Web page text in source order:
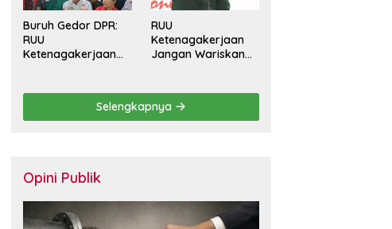
Buruh Gedor DPR:
RUU
Ketenagakerjaan
Setahun dan
Pulihkan Upah
RUU
Ketenagakerjaan
Jangan Wariskan
Hidup
Selengkapnya
Opini Publik